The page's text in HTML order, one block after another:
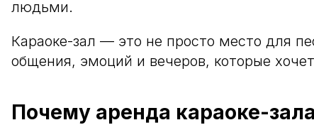
людьми.
Караоке-зал — это не просто место для
общения, эмоций и вечеров, которые
Почему аренда караоке-